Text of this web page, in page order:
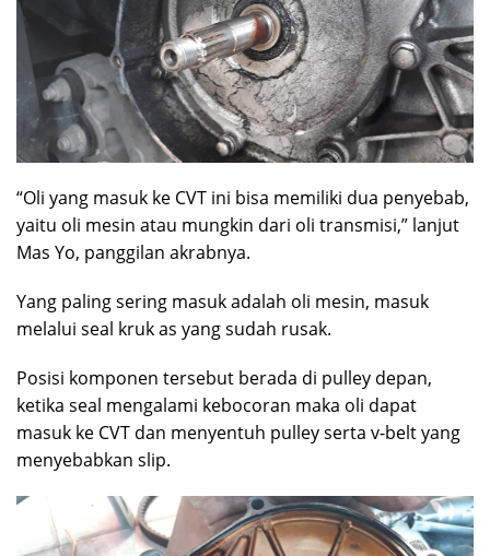
“Oli yang masuk ke CVT ini bisa memiliki dua penyebab,
yaitu oli mesin atau mungkin dari oli transmisi,” lanjut
Mas Yo, panggilan akrabnya.
Yang paling sering masuk adalah oli mesin, masuk
melalui seal kruk as yang sudah rusak.
Posisi komponen tersebut berada di pulley depan,
ketika seal mengalami kebocoran maka oli dapat
masuk ke CVT dan menyentuh pulley serta v-belt yang
menyebabkan slip.